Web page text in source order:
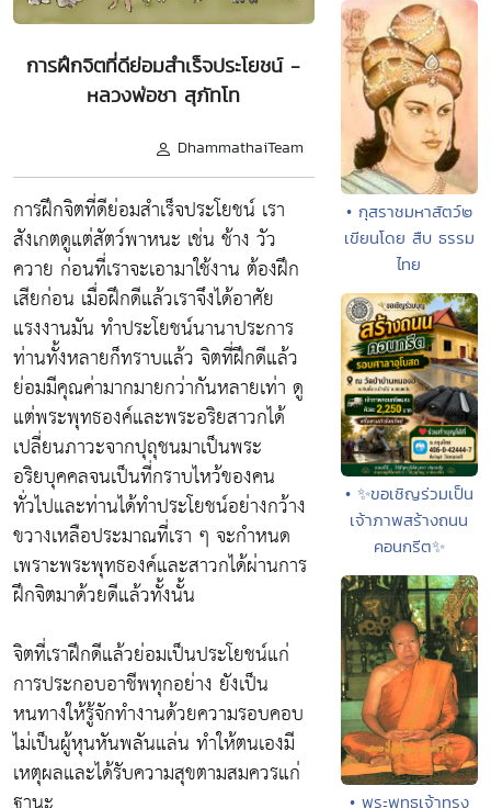
การฝึกจิตที่ดีย่อมสำเร็จประโยชน์ -
หลวงพ่อชา สุภัทโท
DhammathaiTeam
การฝึกจิตที่ดีย่อมสำเร็จประโยชน์ เรา
สังเกตดูแต่สัตว์พาหนะ เช่น ช้าง วัว
ควาย ก่อนที่เราจะเอามาใช้งาน ต้องฝึก
เสียก่อน เมื่อฝึกดีแล้วเราจึงได้อาศัย
แรงงานมัน ทำประโยชน์นานาประการ
ท่านทั้งหลายก็ทราบแล้ว จิตที่ฝึกดีแล้ว
ย่อมมีคุณค่ามากมายกว่ากันหลายเท่า ดู
แต่พระพุทธองค์และพระอริยสาวกได้
เปลี่ยนภาวะจากปุถุชนมาเป็นพระ
อริยบุคคลจนเป็นที่กราบไหว้ของคน
ทั่วไปและท่านได้ทำประโยชน์อย่างกว้าง
ขวางเหลือประมาณที่เรา ๆ จะกำหนด
เพราะพระพุทธองค์และสาวกได้ผ่านการ
ฝึกจิตมาด้วยดีแล้วทั้งนั้น
จิตที่เราฝึกดีแล้วย่อมเป็นประโยชน์แก่
การประกอบอาชีพทุกอย่าง ยังเป็น
หนทางให้รู้จักทำงานด้วยความรอบคอบ
ไม่เป็นผู้หุนหันพลันแล่น ทำให้ตนเองมี
เหตุผลและได้รับความสุขตามสมควรแก่
• กุสราชมหาสัตว์๒
เขียนโดย สืบ ธรรม
ไทย
• ✨ขอเชิญร่วมเป็น
เจ้าภาพสร้างถนน
คอนกรีต✨
• พระพุทธเจ้าทรง